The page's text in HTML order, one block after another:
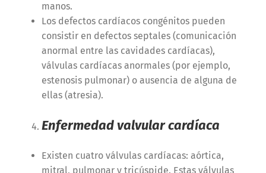
manos.
Los defectos cardíacos congénitos pueden
consistir en defectos septales (comunicación
anormal entre las cavidades cardíacas),
válvulas cardíacas anormales (por ejemplo,
estenosis pulmonar) o ausencia de alguna de
ellas (atresia).
Enfermedad valvular cardíaca
Existen cuatro válvulas cardíacas: aórtica,
mitral, pulmonar y tricúspide. Estas válvulas